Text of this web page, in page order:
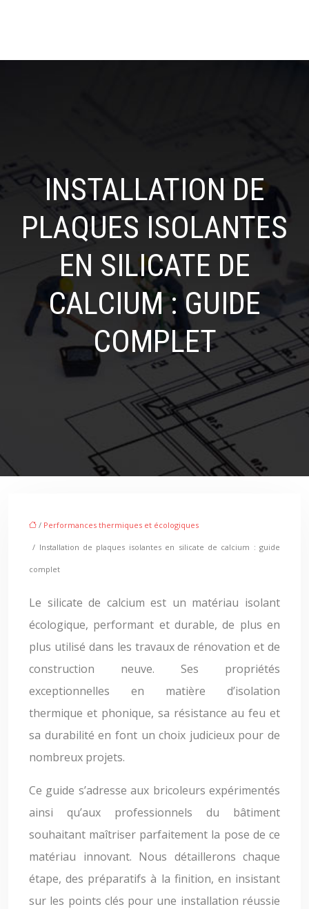
INSTALLATION DE
PLAQUES ISOLANTES
EN SILICATE DE
CALCIUM : GUIDE
COMPLET
/ Performances thermiques et écologiques
/ Installation de plaques isolantes en silicate de calcium : guide
complet
Le silicate de calcium est un matériau isolant
écologique, performant et durable, de plus en
plus utilisé dans les travaux de rénovation et de
construction neuve. Ses propriétés
exceptionnelles en matière d’isolation
thermique et phonique, sa résistance au feu et
sa durabilité en font un choix judicieux pour de
nombreux projets.
Ce guide s’adresse aux bricoleurs expérimentés
ainsi qu’aux professionnels du bâtiment
souhaitant maîtriser parfaitement la pose de ce
matériau innovant. Nous détaillerons chaque
étape, des préparatifs à la finition, en insistant
sur les points clés pour une installation réussie